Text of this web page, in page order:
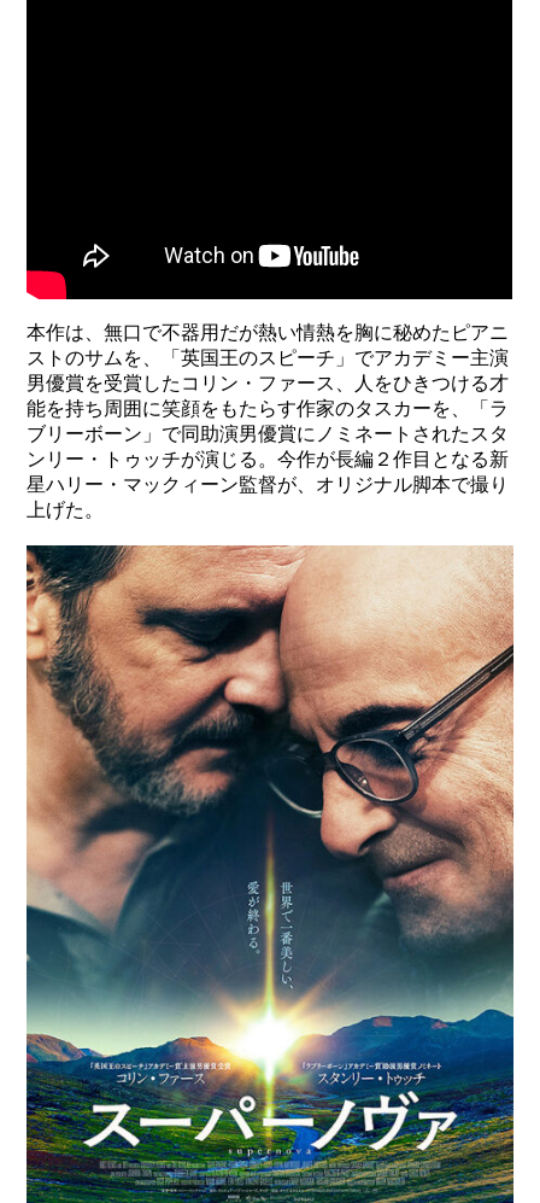
本作は、無口で不器用だが熱い情熱を胸に秘めたピアニ
ストのサムを、「英国王のスピーチ」でアカデミー主演
男優賞を受賞したコリン・ファース、人をひきつける才
能を持ち周囲に笑顔をもたらす作家のタスカーを、「ラ
ブリーボーン」で同助演男優賞にノミネートされたスタ
ンリー・トゥッチが演じる。今作が長編２作目となる新
星ハリー・マックィーン監督が、オリジナル脚本で撮り
上げた。